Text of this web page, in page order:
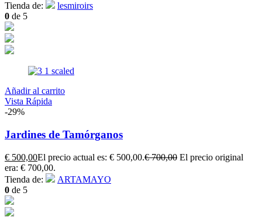
Tienda de:
lesmiroirs
0 de 5
Añadir al carrito
Vista Rápida
-29%
Jardines de Tamórganos
€ 500,00El precio actual es: € 500,00.€700,00 El precio original
era: € 700,00.
Tienda de:
ARTAMAYO
0 de 5